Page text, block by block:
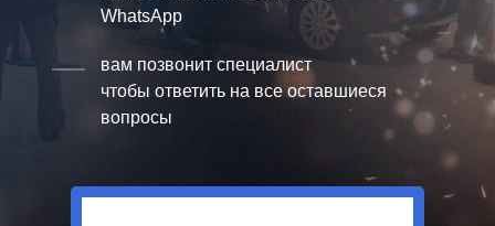
WhatsApp
вам позвонит специалист
чтобы ответить на все оставшиеся
вопросы